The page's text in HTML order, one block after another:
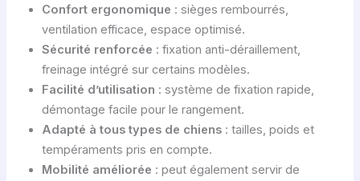
Confort ergonomique : sièges rembourrés,
ventilation efficace, espace optimisé.
Sécurité renforcée : fixation anti-déraillement,
freinage intégré sur certains modèles.
Facilité d’utilisation : système de fixation rapide,
démontage facile pour le rangement.
Adapté à tous types de chiens: tailles, poids et
tempéraments pris en compte.
Mobilité améliorée : peut également servir de